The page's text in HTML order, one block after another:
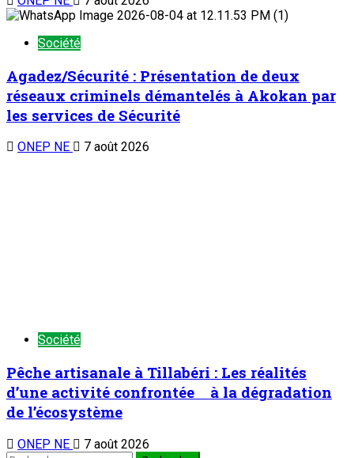
Société
Agadez/Sécurité : Présentation de deux
réseaux criminels démantelés à Akokan par
les services de Sécurité
ONEP NE 7 août 2026
Société
Pêche artisanale à Tillabéri : Les réalités
d’une activité confrontée à la dégradation
de l’écosystème
ONEP NE
7 août 2026